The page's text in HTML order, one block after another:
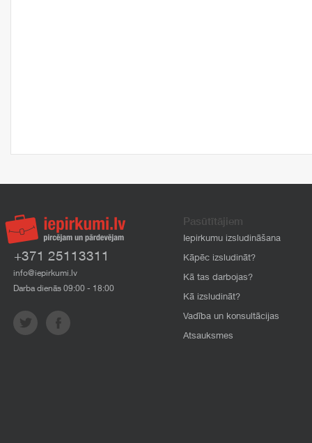
+371 25113311
info@iepirkumi.lv
Darba dienās 09:00 - 18:00
Pasūtītājiem
Iepirkumu izsludināšana
Kāpēc izsludināt?
Kā tas darbojas?
Kā izsludināt?
Vadība un konsultācijas
Atsauksmes